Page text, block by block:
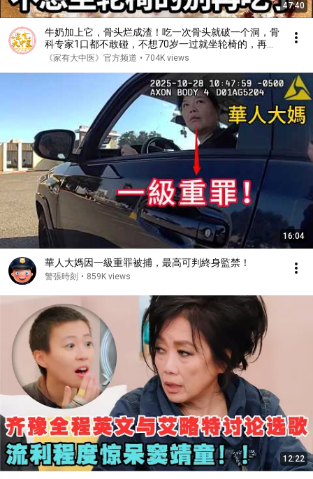
47:40
牛奶加上它，骨头烂成渣！吃一次骨头就破一个洞，骨
科专家1口都不敢碰，不想70岁一过就坐轮椅的，再喜
欢都要忌口！【家庭大医生】
《家有大中医》官方频道 • 704K views
16:04
華人大媽因一級重罪被捕，最高可判終身監禁！
警張時刻 • 859K views
12:22